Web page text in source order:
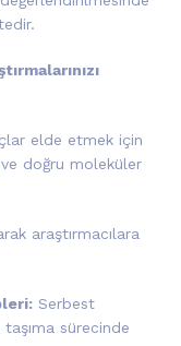
elde etmek için
doğru moleküler
araştırmacılara
Serbest
sürecinde